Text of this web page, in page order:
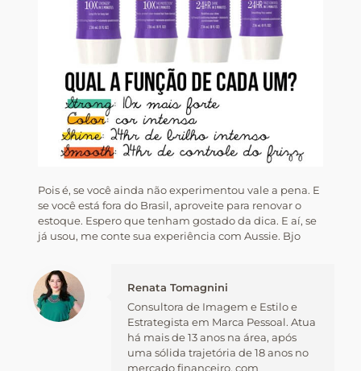
Pois é, se você ainda não experimentou vale a pena. E
se você está fora do Brasil, aproveite para renovar o
estoque. Espero que tenham gostado da dica. E aí, se
já usou, me conte sua experiência com Aussie. Bjo
Renata Tomagnini
Consultora de Imagem e Estilo e
Estrategista em Marca Pessoal. Atua
há mais de 13 anos na área, após
uma sólida trajetória de 18 anos no
mercado financeiro, com